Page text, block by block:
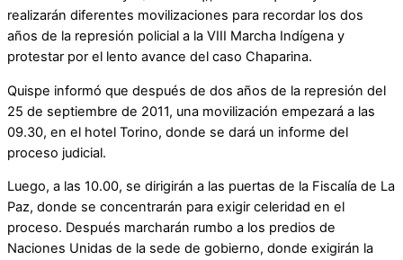
realizarán diferentes movilizaciones para recordar los dos
años de la represión policial a la VIII Marcha Indígena y
protestar por el lento avance del caso Chaparina.
Quispe informó que después de dos años de la represión del
25 de septiembre de 2011, una movilización empezará a las
09.30, en el hotel Torino, donde se dará un informe del
proceso judicial.
Luego, a las 10.00, se dirigirán a las puertas de la Fiscalía de La
Paz, donde se concentrarán para exigir celeridad en el
proceso. Después marcharán rumbo a los predios de
Naciones Unidas de la sede de gobierno, donde exigirán la